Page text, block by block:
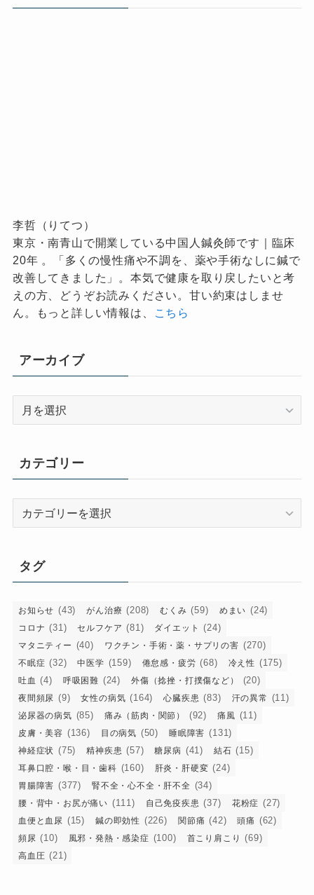
李哲（りてつ）
東京・南青山で開業している中国人鍼灸師です｜臨床
20年 。「多くの慢性痛や不調を、薬や手術なしに鍼で
改善してきました」。本気で健康を取り戻したいと考
えの方、どうぞお読みください。甘い約束はしませ
ん。もっと詳しい情報は、
こちら
アーカイブ
ブ
カテゴリー
ー
タグ
お知らせ (43) がん治療 (208) むくみ (59) めまい (24)
コロナ (31) セルフケア (81) ダイエット (24)
マタニティー (40) ワクチン・手術・薬・サプリの害 (270)
不眠症 (32) 中医学 (159) 倦怠感・疲労 (68) 冷え性 (175)
吐血 (4) 呼吸困難 (24) 外傷（捻挫・打撲傷など） (20)
夜間頻尿 (9) 女性の病気 (164) 心臓疾患 (83) 汗の異常 (11)
泌尿器の病気 (85) 痛み（筋肉・関節） (92) 痛風 (11)
皮膚・美容 (136) 目の病気 (50) 睡眠障害 (131)
神経症状 (75) 精神疾患 (57) 糖尿病 (41) 結石 (15)
耳鼻口腔・喉・目・歯科 (160) 肝炎・肝硬変 (24)
胃腸障害 (377) 腎不全・心不全・肝不全 (34)
腰・背中・お尻が痛い (111) 自己免疫疾患 (37) 花粉症 (27)
血便と血尿 (15) 鍼の即効性 (226) 関節痛 (42) 頭痛 (62)
頻尿 (10) 風邪・発熱・感染症 (100) 首こり肩こり (69)
高血圧 (21)